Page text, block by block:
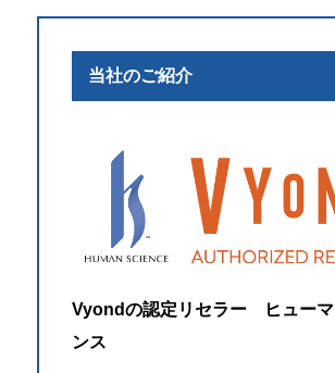
当社のご紹介
Vyondの認定リセラー ヒューマ
ンス